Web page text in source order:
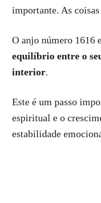
importante. As
O anjo número 1616
equilíbrio entre o
interior.
Este é um passo
espiritual e o
estabilidade